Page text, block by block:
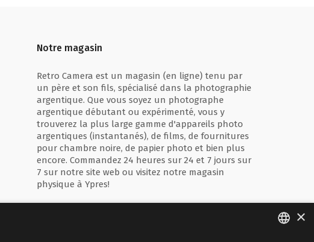
Notre magasin
Retro Camera est un magasin (en ligne) tenu par
un père et son fils, spécialisé dans la photographie
argentique. Que vous soyez un photographe
argentique débutant ou expérimenté, vous y
trouverez la plus large gamme d'appareils photo
argentiques (instantanés), de films, de fournitures
pour chambre noire, de papier photo et bien plus
encore. Commandez 24 heures sur 24 et 7 jours sur
7 sur notre site web ou visitez notre magasin
physique à Ypres!
×